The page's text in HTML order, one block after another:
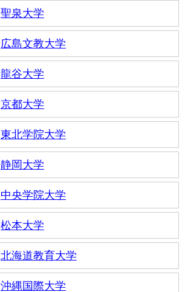
聖泉大学
広島文教大学
龍谷大学
京都大学
東北学院大学
静岡大学
中央学院大学
松本大学
北海道教育大学
沖縄国際大学